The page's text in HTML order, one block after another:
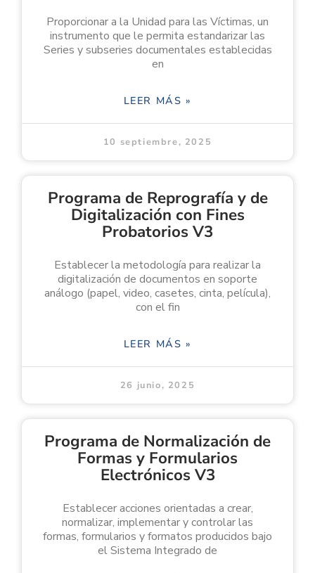
Proporcionar a la Unidad para las Víctimas, un
instrumento que le permita estandarizar las
Series y subseries documentales establecidas
en
LEER MÁS »
10 septiembre, 2025
Programa de Reprografía y de
Digitalización con Fines
Probatorios V3
Establecer la metodología para realizar la
digitalización de documentos en soporte
análogo (papel, video, casetes, cinta, película),
con el fin
LEER MÁS »
26 junio, 2025
Programa de Normalización de
Formas y Formularios
Electrónicos V3
Establecer acciones orientadas a crear,
normalizar, implementar y controlar las
formas, formularios y formatos producidos bajo
el Sistema Integrado de